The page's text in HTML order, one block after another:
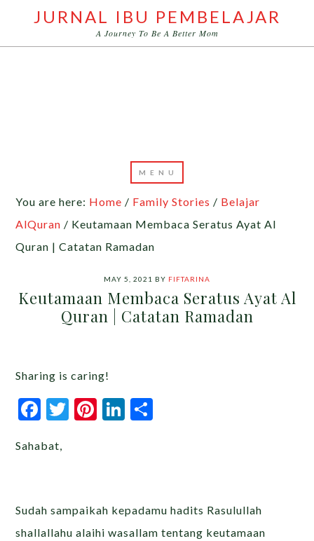
JURNAL IBU PEMBELAJAR
A Journey To Be A Better Mom
You are here: Home / Family Stories / Belajar
AlQuran / Keutamaan Membaca Seratus Ayat Al
Quran | Catatan Ramadan
MAY 5, 2021 BY FIFTARINA
Keutamaan Membaca Seratus Ayat Al
Quran | Catatan Ramadan
Sharing is caring!
Facebook
Twitter
Pinterest
LinkedIn
Sahabat,
Sudah sampaikah kepadamu hadits Rasulullah
shallallahu alaihi wasallam tentang keutamaan